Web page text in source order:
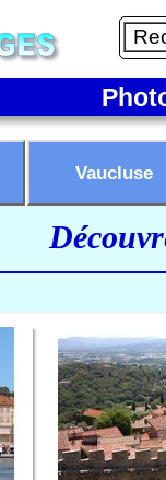
Vaucluse